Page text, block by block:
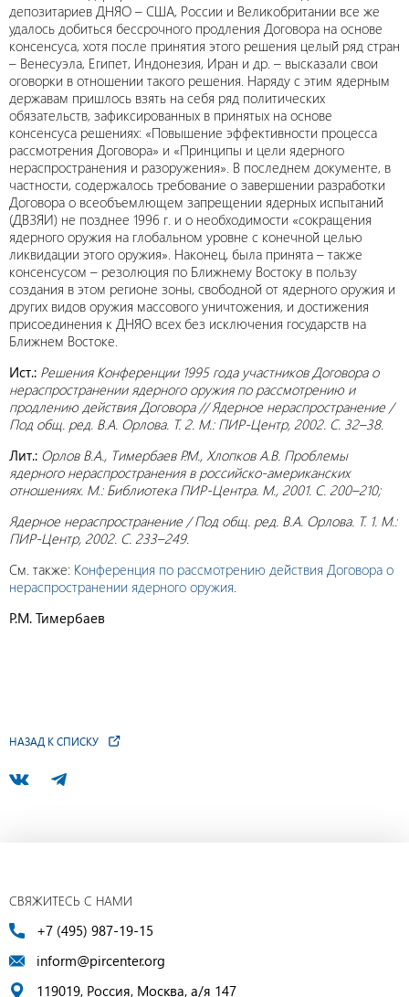
депозитариев ДНЯО – США, России и Великобритании все же
удалось добиться бессрочного продления Договора на основе
консенсуса, хотя после принятия этого решения целый ряд стран
– Венесуэла, Египет, Индонезия, Иран и др. – высказали свои
оговорки в отношении такого решения. Наряду с этим ядерным
державам пришлось взять на себя ряд политических
обязательств, зафиксированных в принятых на основе
консенсуса решениях: «Повышение эффективности процесса
рассмотрения Договора» и «Принципы и цели ядерного
нераспространения и разоружения». В последнем документе, в
частности, содержалось требование о завершении разработки
Договора о всеобъемлющем запрещении ядерных испытаний
(ДВЗЯИ) не позднее 1996 г. и о необходимости «сокращения
ядерного оружия на глобальном уровне с конечной целью
ликвидации этого оружия». Наконец, была принята – также
консенсусом – резолюция по Ближнему Востоку в пользу
создания в этом регионе зоны, свободной от ядерного оружия и
других видов оружия массового уничтожения, и достижения
присоединения к ДНЯО всех без исключения государств на
Ближнем Востоке.
Ист.: Решения Конференции 1995 года участников Договора о
нераспространении ядерного оружия по рассмотрению и
продлению действия Договора // Ядерное нераспространение /
Под общ. ред. В.А. Орлова. Т. 2. М.: ПИР-Центр, 2002. С. 32–38.
Лит.: Орлов В.А., Тимербаев Р.М., Хлопков А.В. Проблемы
ядерного нераспространения в российско-американских
отношениях. М.: Библиотека ПИР-Центра. М., 2001. С. 200–210;
Ядерное нераспространение / Под общ. ред. В.А. Орлова. Т. 1. М.:
ПИР-Центр, 2002. С. 233–249.
См. также: Конференция по рассмотрению действия Договора о
нераспространении ядерного оружия.
Р.М. Тимербаев
НАЗАД К СПИСКУ
СВЯЖИТЕСЬ С НАМИ
+7 (495) 987-19-15
inform@pircenter.org
119019, Россия, Москва, а/я 147